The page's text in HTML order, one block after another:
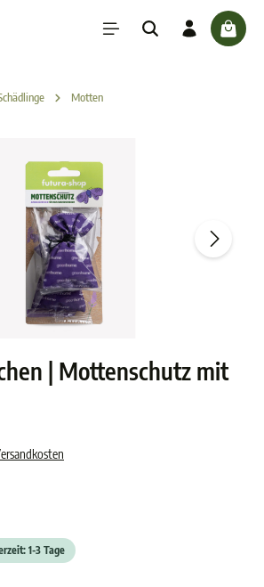
Motten
| Mottenschutz mit
von 4.8 von 5 Sternen
1-3 Tage